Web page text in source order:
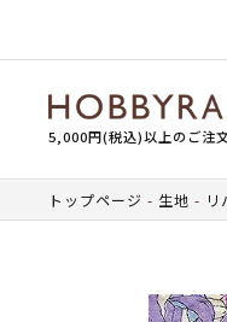
5,000円(税込)以上のご注
トップページ 生地